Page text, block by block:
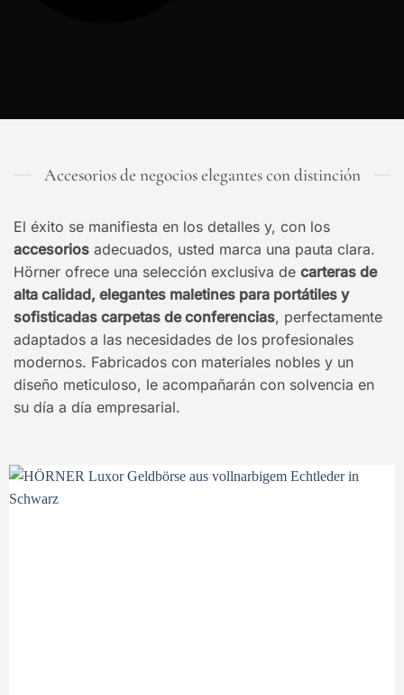
Accesorios de negocios elegantes con distinción
El éxito se manifiesta en los detalles y, con los
accesorios adecuados, usted marca una pauta clara.
Hörner ofrece una selección exclusiva de carteras de
alta calidad, elegantes maletines para portátiles y
sofisticadas carpetas de conferencias, perfectamente
adaptados a las necesidades de los profesionales
modernos. Fabricados con materiales nobles y un
diseño meticuloso, le acompañarán con solvencia en
su día a día empresarial.